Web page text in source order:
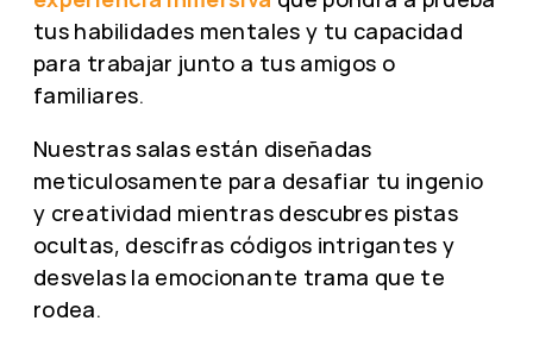
tus habilidades mentales y tu capacidad
para trabajar junto a tus amigos o
familiares.
Nuestras salas están diseñadas
meticulosamente para desafiar tu ingenio
y creatividad mientras descubres pistas
ocultas, descifras códigos intrigantes y
desvelas la emocionante trama que te
rodea.